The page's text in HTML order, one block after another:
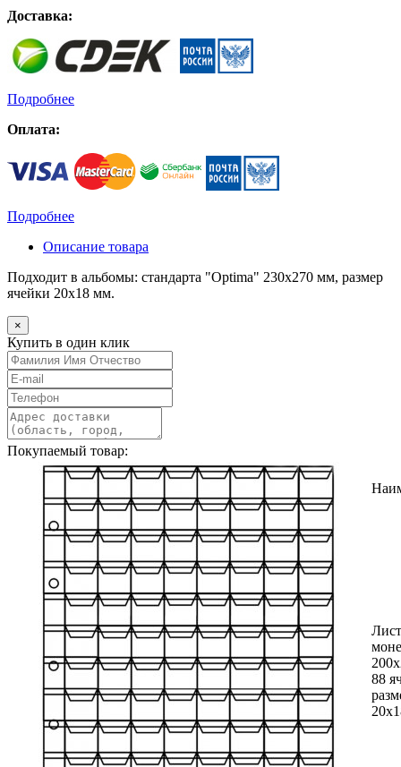
Доставка:
Подробнее
Оплата:
Подробнее
Описание товара
Подходит в альбомы: стандарта "Optima" 230х270 мм, размер
ячейки 20х18 мм.
×
Купить в один клик
Покупаемый товар:
88